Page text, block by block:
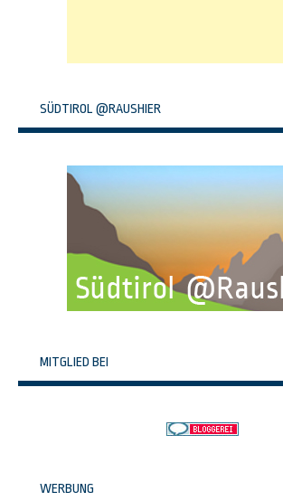
SÜDTIROL @RAUSHIER
MITGLIED BEI
WERBUNG